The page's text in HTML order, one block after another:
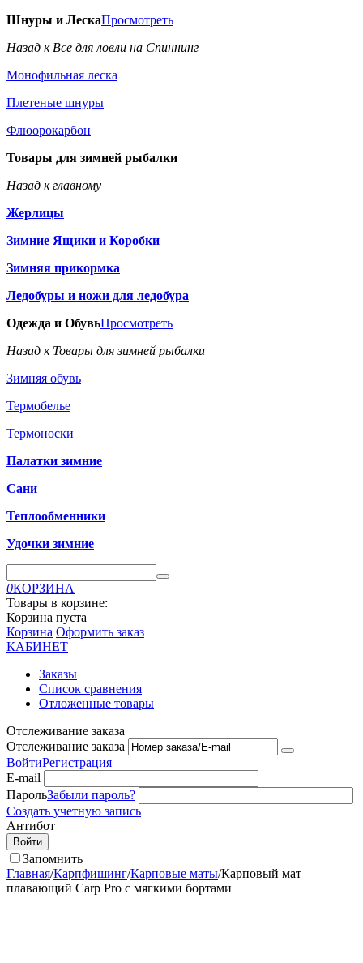
Шнуры и ЛескаПросмотреть
Назад к Все для ловли на Спиннинг
Монофильная леска
Плетеные шнуры
Флюорокарбон
Товары для зимней рыбалки
Назад к главному
Жерлицы
Зимние Ящики и Коробки
Зимняя прикормка
Ледобуры и ножи для ледобура
Одежда и ОбувьПросмотреть
Назад к Товары для зимней рыбалки
Зимняя обувь
Термобелье
Термоноски
Палатки зимние
Сани
Теплообменники
Удочки зимние
0КОРЗИНА
Товары в корзине:
Корзина пуста
Корзина Оформить заказ
КАБИНЕТ
Заказы
Список сравнения
Отложенные товары
Отслеживание заказа
Отслеживание заказа
ВойтиРегистрация
E-mail
ПарольЗабыли пароль?
Создать учетную запись
Антибот
Войти
Запомнить
Главная/Карпфишинг/Карповые маты/Карповый мат
плавающий Carp Pro с мягкими бортами